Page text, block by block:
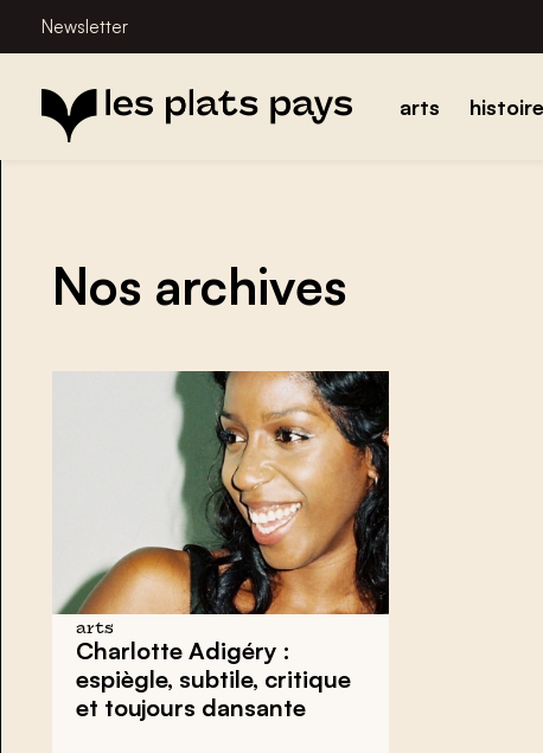
Newsletter
arts histoire
Nos archives
arts
Charlotte Adigéry :
espiègle, subtile, critique
et toujours dansante